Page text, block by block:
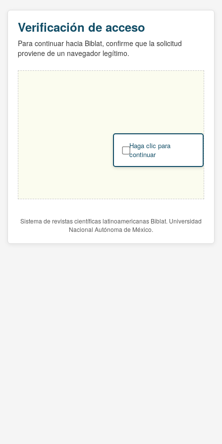
Verificación de acceso
Para continuar hacia Biblat, confirme que la solicitud
proviene de un navegador legítimo.
Haga clic para
continuar
Sistema de revistas científicas latinoamericanas Biblat. Universidad
Nacional Autónoma de México.